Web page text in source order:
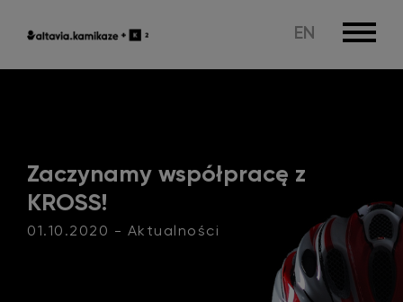
EN
Zaczynamy współpracę z
KROSS!
01.10.2020 - Aktualności